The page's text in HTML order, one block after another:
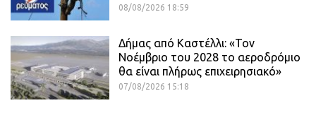
08/08/2026 18:59
Δήμας από Καστέλλι: «Τον
Νοέμβριο του 2028 το αεροδρόμιο
θα είναι πλήρως επιχειρησιακό»
07/08/2026 15:18